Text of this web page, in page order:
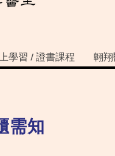
學習 / 證書課程 翺
需知